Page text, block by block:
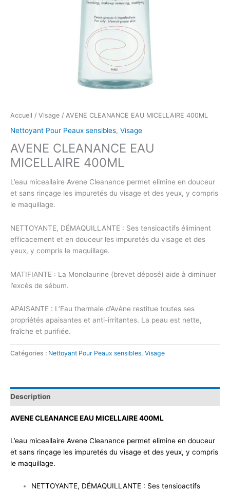
Accueil / Visage / AVENE CLEANANCE EAU MICELLAIRE 400ML
Nettoyant Pour Peaux sensibles, Visage
AVENE CLEANANCE EAU
MICELLAIRE 400ML
L’eau miceallaire Avene Cleanance permet elimine en douceur
et sans rinçage les impuretés du visage et des yeux, y compris
le maquillage.
NETTOYANTE, DÉMAQUILLANTE : Ses tensioactifs éliminent
efficacement et en douceur les impuretés du visage et des
yeux, y compris le maquillage.
MATIFIANTE : La Monolaurine (brevet déposé) aide à diminuer
l’excès de sébum.
APAISANTE : L’Eau thermale d’Avène restitue toutes ses
propriétés apaisantes et anti-irritantes. La peau est nette,
fraîche et purifiée.
Catégories : Nettoyant Pour Peaux sensibles, Visage
Description
AVENE CLEANANCE EAU MICELLAIRE 400ML
L’eau miceallaire Avene Cleanance permet elimine en douceur
et sans rinçage les impuretés du visage et des yeux, y compris
le maquillage.
NETTOYANTE, DÉMAQUILLANTE : Ses tensioactifs